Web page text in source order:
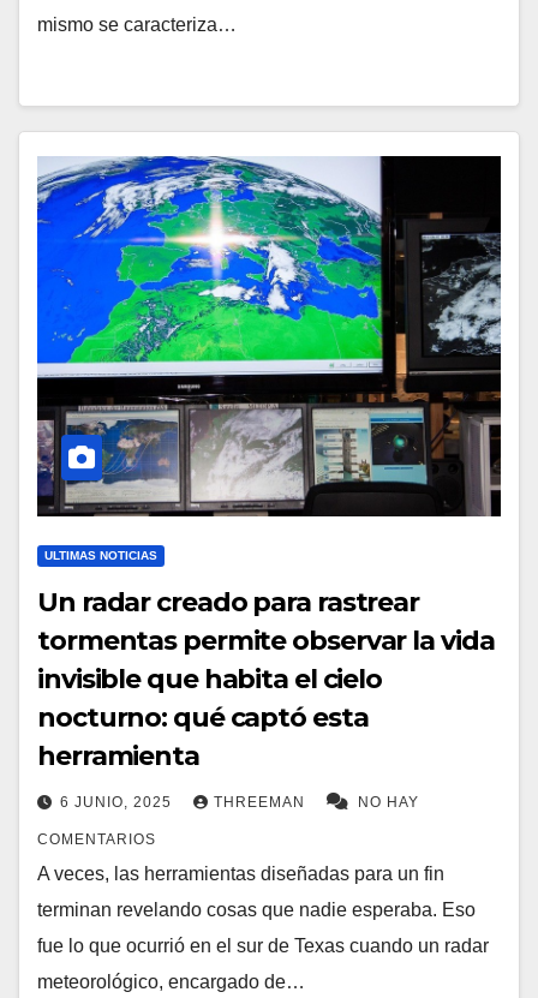
mismo se caracteriza…
ULTIMAS NOTICIAS
Un radar creado para rastrear
tormentas permite observar la vida
invisible que habita el cielo
nocturno: qué captó esta
herramienta
6 JUNIO, 2025 THREEMAN NO HAY
COMENTARIOS
A veces, las herramientas diseñadas para un fin
terminan revelando cosas que nadie esperaba. Eso
fue lo que ocurrió en el sur de Texas cuando un radar
meteorológico, encargado de…